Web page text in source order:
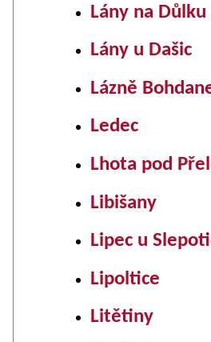
Lány na Důlku
Lány u Dašic
Lázně
Ledec
Lhota pod
Libišany
Lipec u
Lipoltice
Litětiny